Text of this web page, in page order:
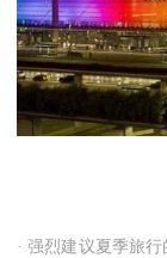
· 强烈建议夏季旅